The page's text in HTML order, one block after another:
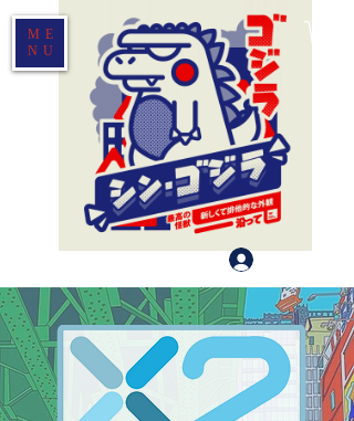
ME
NU